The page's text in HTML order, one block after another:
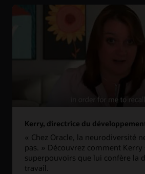
Kerry, directrice du
« Chez Oracle, la neurodiversité
pas. » Découvrez comment Kerry
superpouvoirs que lui confère la
travail.